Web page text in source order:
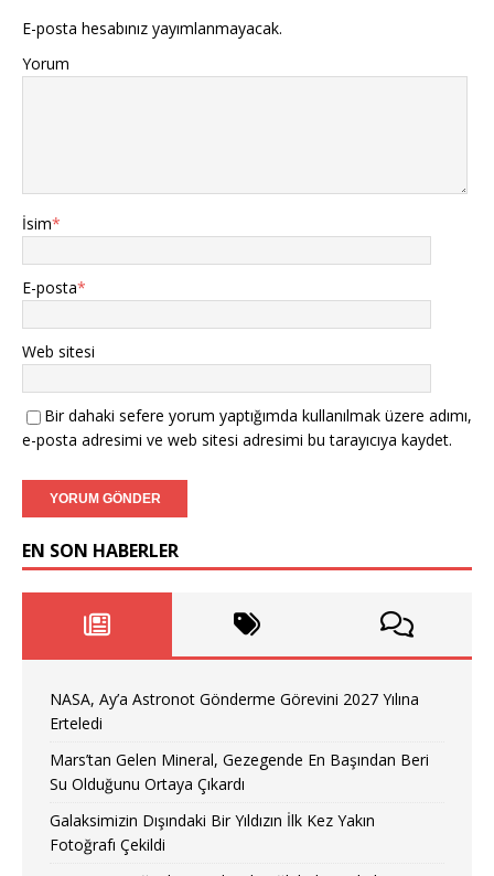
E-posta hesabınız yayımlanmayacak.
Yorum
İsim*
E-posta*
Web sitesi
Bir dahaki sefere yorum yaptığımda kullanılmak üzere adımı,
e-posta adresimi ve web sitesi adresimi bu tarayıcıya kaydet.
EN SON HABERLER
NASA, Ay’a Astronot Gönderme Görevini 2027 Yılına
Erteledi
Mars’tan Gelen Mineral, Gezegende En Başından Beri
Su Olduğunu Ortaya Çıkardı
Galaksimizin Dışındaki Bir Yıldızın İlk Kez Yakın
Fotoğrafı Çekildi